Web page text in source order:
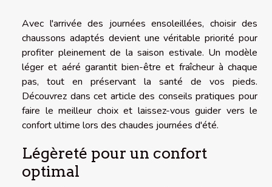
Avec l'arrivée des journées ensoleillées, choisir des
chaussons adaptés devient une véritable priorité pour
profiter pleinement de la saison estivale. Un modèle
léger et aéré garantit bien-être et fraîcheur à chaque
pas, tout en préservant la santé de vos pieds.
Découvrez dans cet article des conseils pratiques pour
faire le meilleur choix et laissez-vous guider vers le
confort ultime lors des chaudes journées d'été.
Légèreté pour un confort
optimal